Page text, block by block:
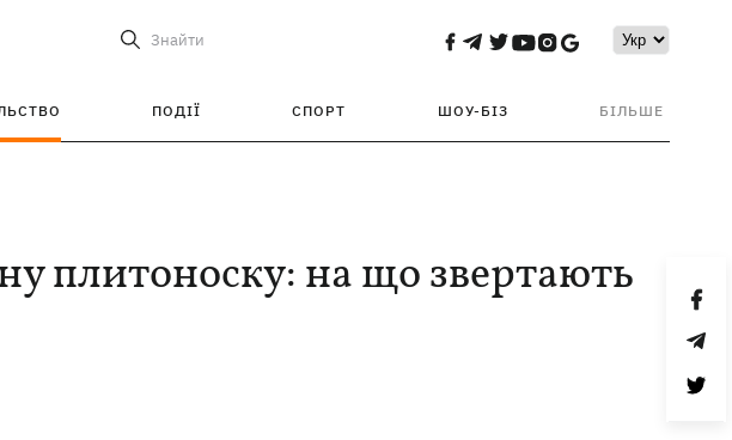
Знайти
ПОДІЇ СПОРТ ШОУ-БІЗ БІЛЬШЕ
плитоноску: на що звертають